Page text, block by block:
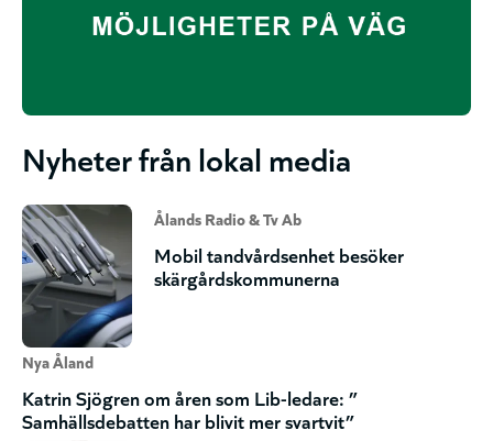
Nyheter från lokal media
Ålands Radio & Tv Ab
Mobil tandvårdsenhet besöker
skärgårdskommunerna
Nya Åland
Katrin Sjögren om åren som Lib-ledare: ”
Samhällsdebatten har blivit mer svartvit”